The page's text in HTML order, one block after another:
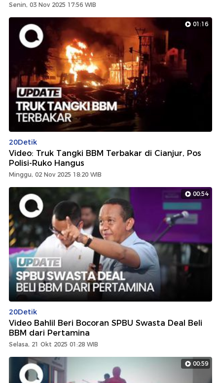
Senin, 03 Nov 2025 17:56 WIB
01:16
20Detik
Video: Truk Tangki BBM Terbakar di Cianjur, Pos
Polisi-Ruko Hangus
Minggu, 02 Nov 2025 18:20 WIB
00:54
20Detik
Video Bahlil Beri Bocoran SPBU Swasta Deal Beli
BBM dari Pertamina
Selasa, 21 Okt 2025 01:28 WIB
00:59